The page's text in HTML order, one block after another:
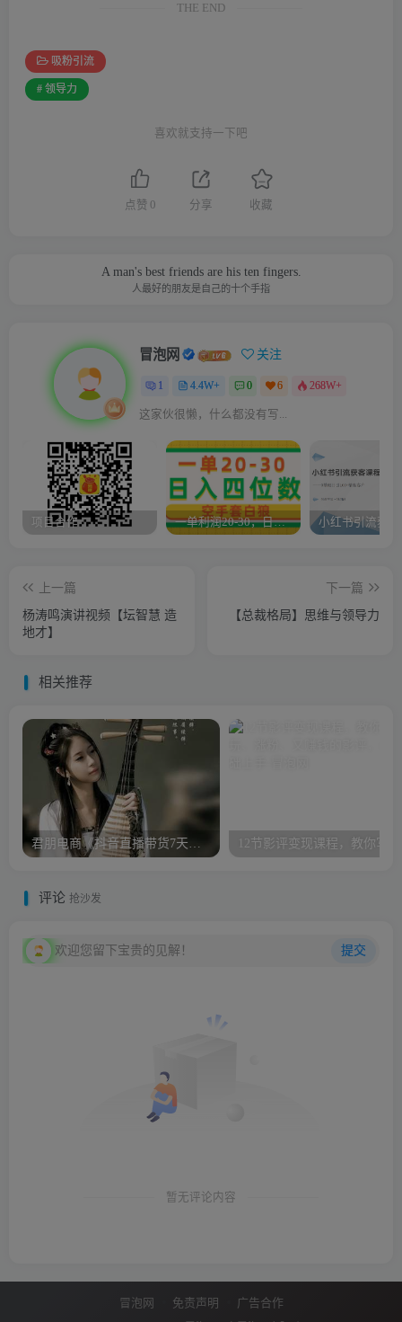
THE END
吸粉引流
# 领导力
喜欢就支持一下吧
点赞 0 分享 收藏
A man's best friends are his ten fingers.
人最好的朋友是自己的十个手指
冒泡网 关注
1 4.4W+ 0 6 268W+
这家伙很懒，什么都没有写...
项目合作 一单利润20-30，日入四位数，空手套白狼，只要做就能赚，简单无套路
上一篇
杨涛鸣演讲视频【坛智慧 造
地才】
下一篇
【总裁格局】思维与领导力
相关推荐
评论 抢沙发
欢迎您留下宝贵的见解！ 提交
暂无评论内容
冒泡网 免责声明 广告合作